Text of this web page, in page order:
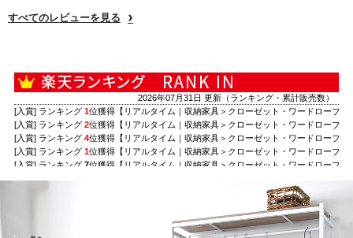
すべてのレビューを見る